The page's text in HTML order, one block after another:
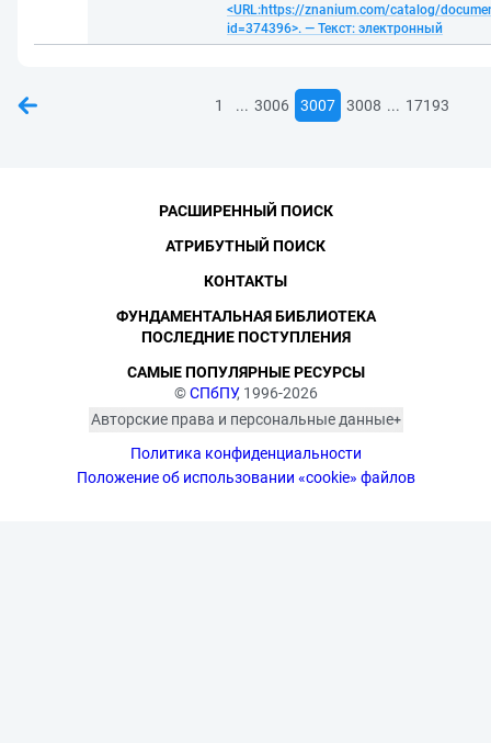
<URL:https://znanium.com/catalog/
id=374396>. — Текст: электронный
1 ... 3006 3007 3008 ... 17193
©СПбПУ, 1996-2026
Авторские права и персональные данные
изображённых лиц в соответствии
с требованиями законодательства
Политика конфиденциальности
Положение об использовании «cookie» файлов
РАСШИРЕННЫЙ ПОИСК
АТРИБУТНЫЙ ПОИСК
КОНТАКТЫ
ФУНДАМЕНТАЛЬНАЯ БИБЛИОТЕКА
ПОСЛЕДНИЕ ПОСТУПЛЕНИЯ
САМЫЕ ПОПУЛЯРНЫЕ РЕСУРСЫ